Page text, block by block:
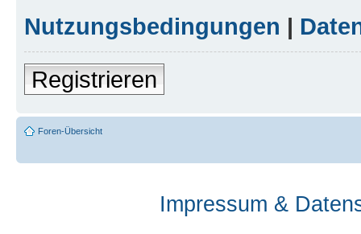
Nutzungsbedingungen |
Registrieren
Foren-Übersicht
Impressum &